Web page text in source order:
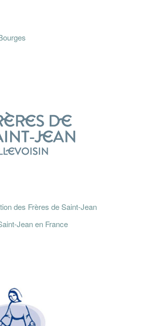
des Frères de Saint-Jean
Jean en France